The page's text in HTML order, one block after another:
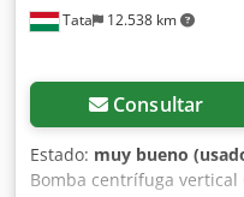
Tata 12.538 km
Consultar
Estado: muy bueno
Bomba centrífuga vertical